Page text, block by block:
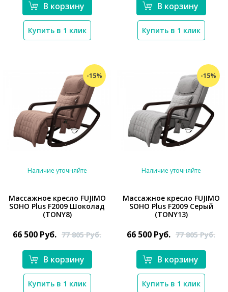
*}
В корзину
Купить в 1 клик
В корзину
Купить в 1 клик
-15%
*}
Наличие уточняйте
Массажное кресло FUJIMO
SOHO Plus F2009 Шоколад
(TONY8)
66 500 Руб. 77 805Руб.
В корзину
Купить в 1 клик
-15%
*}
Наличие уточняйте
Массажное кресло FUJIMO
SOHO Plus F2009 Серый
(TONY13)
66 500 Руб. 77 805Руб.
В корзину
Купить в 1 клик